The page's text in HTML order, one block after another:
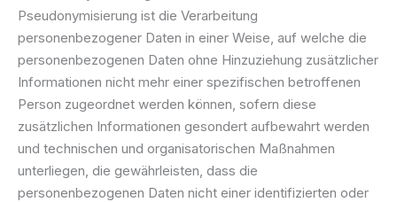
Pseudonymisierung ist die Verarbeitung
personenbezogener Daten in einer Weise, auf welche die
personenbezogenen Daten ohne Hinzuziehung zusätzlicher
Informationen nicht mehr einer spezifischen betroffenen
Person zugeordnet werden können, sofern diese
zusätzlichen Informationen gesondert aufbewahrt werden
und technischen und organisatorischen Maßnahmen
unterliegen, die gewährleisten, dass die
personenbezogenen Daten nicht einer identifizierten oder